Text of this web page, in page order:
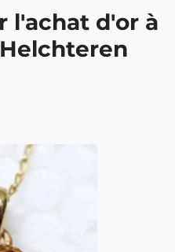
l'achat d'or à